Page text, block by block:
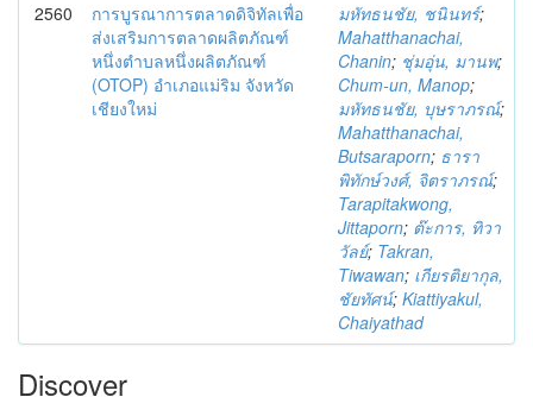
2560
การบูรณาการตลาดดิจิทัลเพื่อ
ส่งเสริมการตลาดผลิตภัณฑ์
หนึ่งตำบลหนึ่งผลิตภัณฑ์
(OTOP) อำเภอแม่ริม จังหวัด
เชียงใหม่
มหัทธนชัย, ชนินทร์;
Mahatthanachai,
Chanin; ชุ่มอุ่น, มานพ;
Chum-un, Manop;
มหัทธนชัย, บุษราภรณ์;
Mahatthanachai,
Butsaraporn; ธารา
พิทักษ์วงศ์, จิตราภรณ์;
Tarapitakwong,
Jittaporn; ต๊ะการ, ทิวา
วัลย์; Takran,
Tiwawan; เกียรติยากุล,
ชัยทัศน์; Kiattiyakul,
Chaiyathad
Discover